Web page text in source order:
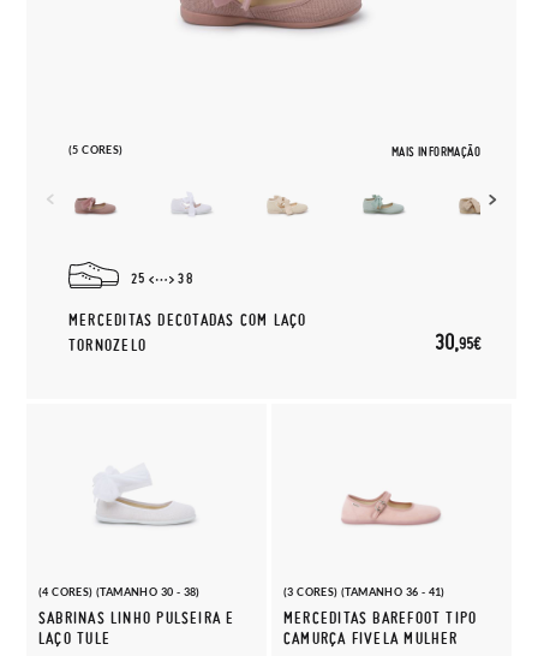
(5 CORES) MAIS INFORMAÇÃO
25 38
MERCEDITAS DECOTADAS COM LAÇO
TORNOZELO
30,95€
(4 CORES) (TAMANHO 30 - 38)
SABRINAS LINHO PULSEIRA E
LAÇO TULE
(3 CORES) (TAMANHO 36 - 41)
MERCEDITAS BAREFOOT TIPO
CAMURÇA FIVELA MULHER